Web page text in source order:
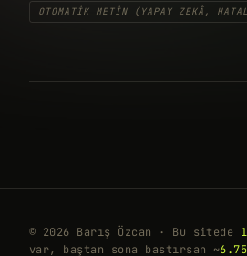
OTOMATIK METIN (YAPAY ZEKÂ,
© 2026 Barış Özcan · Bu sitede
var, baştan sona bastırsan ~